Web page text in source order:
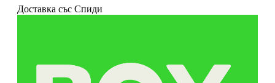
Доставка със Спиди